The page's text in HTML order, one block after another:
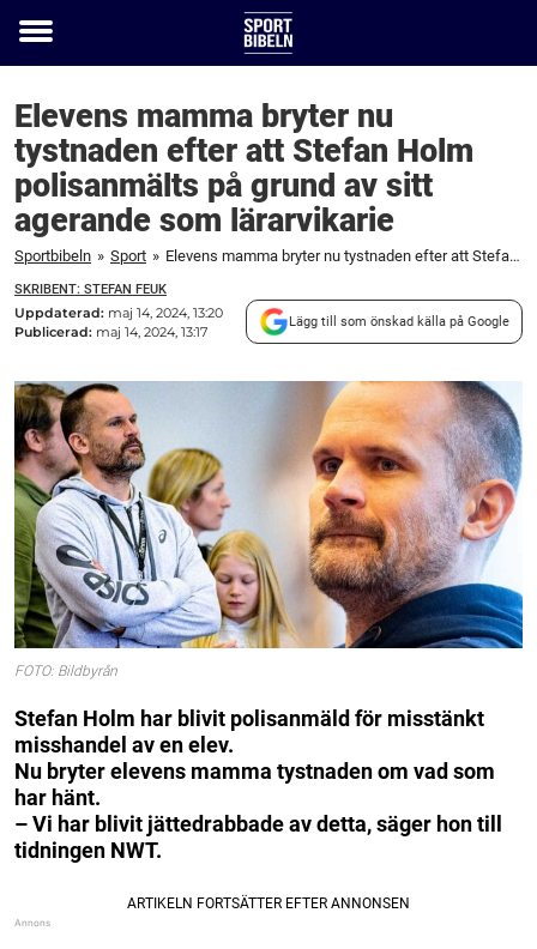
Toggle
Elevens mamma bryter nu
tystnaden efter att Stefan Holm
polisanmälts på grund av sitt
agerande som lärarvikarie
Sportbibeln » Sport » Elevens mamma bryter nu tystnaden efter att Stefan Holm polisanmälts på grund av sitt agerande som lärarvikarie
SKRIBENT: STEFAN FEUK
Uppdaterad: maj 14, 2024, 13:20
Publicerad: maj 14, 2024, 13:17
Lägg till som önskad källa på Google
FOTO: Bildbyrån
Stefan Holm har blivit polisanmäld för misstänkt
misshandel av en elev.
Nu bryter elevens mamma tystnaden om vad som
har hänt.
– Vi har blivit jättedrabbade av detta, säger hon till
tidningen NWT.